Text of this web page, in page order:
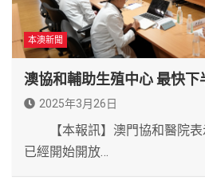
本澳新聞
澳協和輔助生殖中心 最快下
2025年3月26日
【本報訊】澳門協和醫院表
已經開始開放…